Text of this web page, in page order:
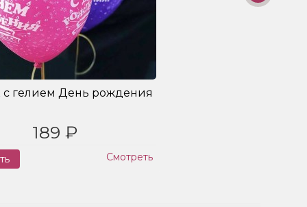
гелием День рождения
189 ₽
Смотреть